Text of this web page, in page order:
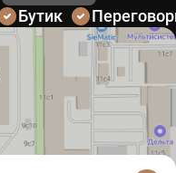
Бутик